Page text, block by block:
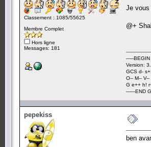
Classement : 1085/55625
Membre Complet
Hors ligne
Messages: 181
Je vous
@+
-----
Version:
GCS d-
O-- M--
G e++ h!
------END
pepekiss
ben